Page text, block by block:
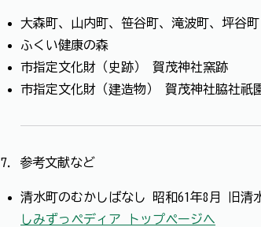
大森町、山内町、笹谷町、滝波町、坪谷町
ふくい健康の森
市指定文化財（史跡） 賀茂神社窯跡
市指定文化財（建造物） 賀茂神社脇社祇
7．参考文献など
清水町のむかしばなし 昭和61年8月 旧清
しみずっペディア トップページへ